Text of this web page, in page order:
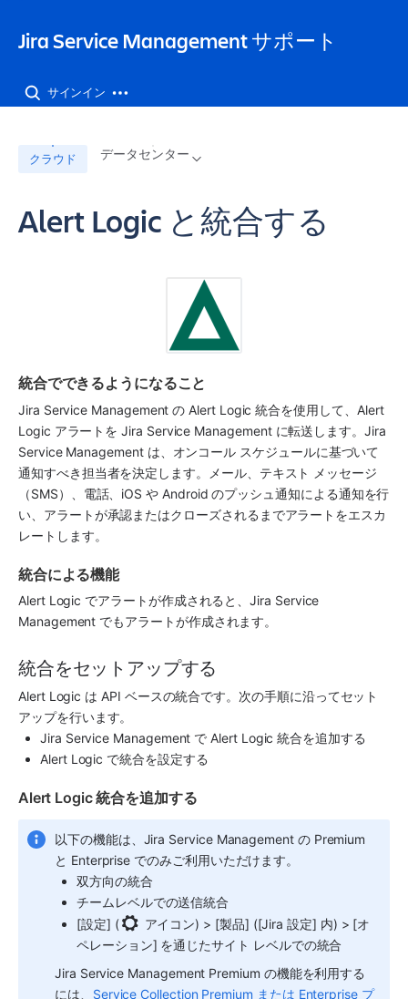
Jira Service Management サポート
サインイン
クラウド データセンター
Alert Logic と統合する
統合でできるようになること
Jira Service Management の Alert Logic 統合を使用して、 Alert
Logic アラートを Jira Service Management に転送します。Jira
Service Management は、オンコール スケジュールに基づいて
通知すべき担当者を決定します。メール、テキスト メッセージ
（SMS）、電話、iOS や Android のプッシュ通知による通知を行
い、アラートが承認またはクローズされるまでアラートをエスカ
レートします。
統合による機能
Alert Logic でアラートが作成されると、Jira Service
Management でもアラートが作成されます。
統合をセットアップする
Alert Logic は API ベースの統合です。次の手順に沿ってセット
アップを行います。
Jira Service Management で Alert Logic 統合を追加する
Alert Logic で統合を設定する
Alert Logic 統合を追加する
以下の機能は、 Jira Service Management の Premium
と Enterprise でのみご利用いただけます。
双方向の統合
チームレベルでの送信統合
[設定] (
アイコン) > [製品] ([Jira 設定] 内) > [オ
ペレーション] を通じたサイト レベルでの統合
Jira Service Management Premium の機能を利用する
には、 Service Collection Premium または Enterprise プ